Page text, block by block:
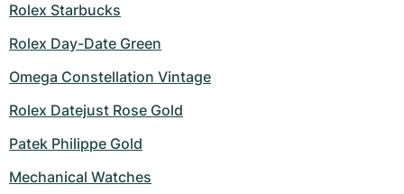
Rolex Starbucks
Rolex Day-Date Green
Omega Constellation Vintage
Rolex Datejust Rose Gold
Patek Philippe Gold
Mechanical Watches